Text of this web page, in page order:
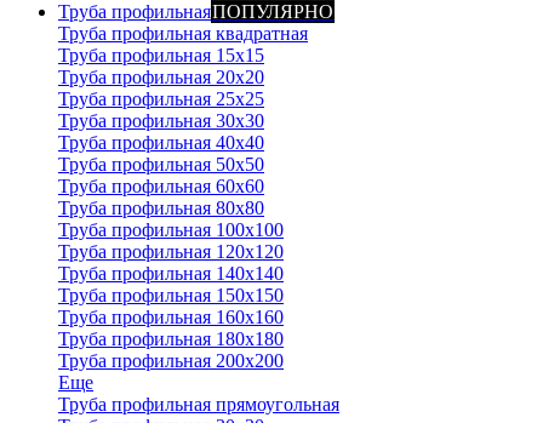
Труба профильнаяПОПУЛЯРНО
Труба профильная квадратная
Труба профильная 15х15
Труба профильная 20x20
Труба профильная 25x25
Труба профильная 30x30
Труба профильная 40x40
Труба профильная 50x50
Труба профильная 60x60
Труба профильная 80x80
Труба профильная 100x100
Труба профильная 120x120
Труба профильная 140х140
Труба профильная 150х150
Труба профильная 160х160
Труба профильная 180х180
Труба профильная 200х200
Еще
Труба профильная прямоугольная